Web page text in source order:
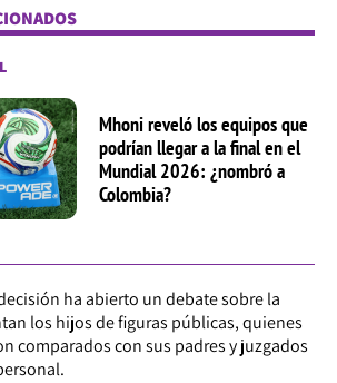
Mhoni reveló los equipos que
podrían llegar a la final en el
Mundial 2026: ¿nombró a
Colombia?
ha abierto un debate sobre la
los hijos de figuras públicas, quienes
comparados con sus padres y juzgados